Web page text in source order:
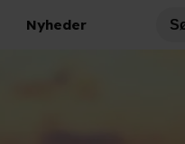
Nyheder